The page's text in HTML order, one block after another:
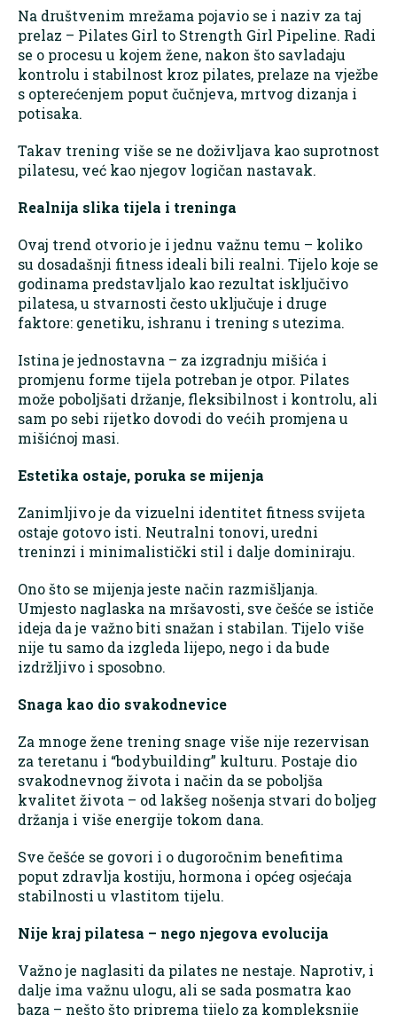
Na društvenim mrežama pojavio se i naziv za taj
prelaz – Pilates Girl to Strength Girl Pipeline. Radi
se o procesu u kojem žene, nakon što savladaju
kontrolu i stabilnost kroz pilates, prelaze na vježbe
s opterećenjem poput čučnjeva, mrtvog dizanja i
potisaka.
Takav trening više se ne doživljava kao suprotnost
pilatesu, već kao njegov logičan nastavak.
Realnija slika tijela i treninga
Ovaj trend otvorio je i jednu važnu temu – koliko
su dosadašnji fitness ideali bili realni. Tijelo koje se
godinama predstavljalo kao rezultat isključivo
pilatesa, u stvarnosti često uključuje i druge
faktore: genetiku, ishranu i trening s utezima.
Istina je jednostavna – za izgradnju mišića i
promjenu forme tijela potreban je otpor. Pilates
može poboljšati držanje, fleksibilnost i kontrolu, ali
sam po sebi rijetko dovodi do većih promjena u
mišićnoj masi.
Estetika ostaje, poruka se mijenja
Zanimljivo je da vizuelni identitet fitness svijeta
ostaje gotovo isti. Neutralni tonovi, uredni
treninzi i minimalistički stil i dalje dominiraju.
Ono što se mijenja jeste način razmišljanja.
Umjesto naglaska na mršavosti, sve češće se ističe
ideja da je važno biti snažan i stabilan. Tijelo više
nije tu samo da izgleda lijepo, nego i da bude
izdržljivo i sposobno.
Snaga kao dio svakodnevice
Za mnoge žene trening snage više nije rezervisan
za teretanu i “bodybuilding” kulturu. Postaje dio
svakodnevnog života i način da se poboljša
kvalitet života – od lakšeg nošenja stvari do boljeg
držanja i više energije tokom dana.
Sve češće se govori i o dugoročnim benefitima
poput zdravlja kostiju, hormona i općeg osjećaja
stabilnosti u vlastitom tijelu.
Nije kraj pilatesa – nego njegova evolucija
Važno je naglasiti da pilates ne nestaje. Naprotiv, i
dalje ima važnu ulogu, ali se sada posmatra kao
baza – nešto što priprema tijelo za kompleksnije